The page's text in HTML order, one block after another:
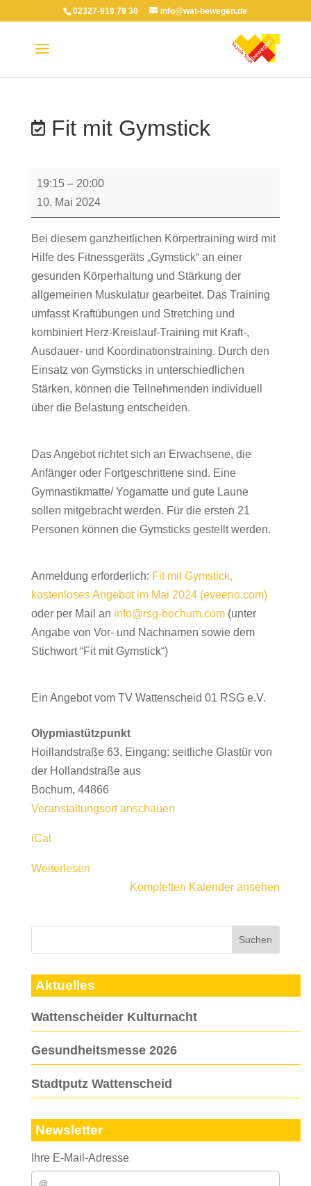
02327-919 79 30 info@wat-bewegen.de
Fit mit Gymstick
Fit
mit
Gymstick
19:15 – 20:00
10. Mai 2024
Bei diesem ganzheitlichen Körpertraining wird mit
Hilfe des Fitnessgeräts „Gymstick“ an einer
gesunden Körperhaltung und Stärkung der
allgemeinen Muskulatur gearbeitet. Das Training
umfasst Kraftübungen und Stretching und
kombiniert Herz-Kreislauf-Training mit Kraft-,
Ausdauer- und Koordinationstraining. Durch den
Einsatz von Gymsticks in unterschiedlichen
Stärken, können die Teilnehmenden individuell
über die Belastung entscheiden.
Das Angebot richtet sich an Erwachsene, die
Anfänger oder Fortgeschrittene sind. Eine
Gymnastikmatte/ Yogamatte und gute Laune
sollen mitgebracht werden. Für die ersten 21
Personen können die Gymsticks gestellt werden.
Anmeldung erforderlich: Fit mit Gymstick,
kostenloses Angebot im Mai 2024 (eveeno.com)
oder per Mail an info@rsg-bochum.com(unter
Angabe von Vor- und Nachnamen sowie dem
Stichwort “Fit mit Gymstick“)
Ein Angebot vom TV Wattenscheid 01 RSG e.V.
Olypmiastützpunkt
Hoillandstraße 63
Eingang: seitliche Glastür von
der Hollandstraße aus
Bochum, 44866
Veranstaltungsort anschauen
iCal
Weiterlesen
Kompletten Kalender ansehen
Aktuelles
Wattenscheider Kulturnacht
Gesundheitsmesse 2026
Stadtputz Wattenscheid
Newsletter
Ihre E-Mail-Adresse